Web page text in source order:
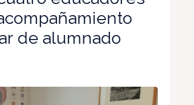
de alumnado